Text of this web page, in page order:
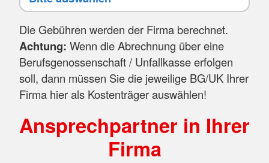
Die Gebühren werden der Firma berechnet.
Achtung: Wenn die Abrechnung über eine
Berufsgenossenschaft / Unfallkasse erfolgen
soll, dann müssen Sie die jeweilige BG/UK Ihrer
Firma hier als Kostenträger auswählen!
Ansprechpartner in Ihrer
Firma